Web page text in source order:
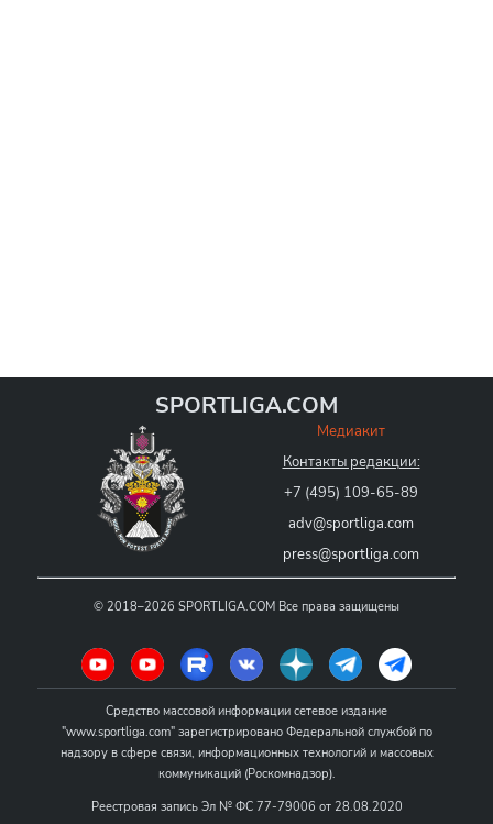
SPORTLIGA.COM
Медиакит
Контакты редакции:
+7 (495) 109-65-89
adv@sportliga.com
press@sportliga.com
© 2018–2026 SPORTLIGA.COM Все права защищены
Средство массовой информации сетевое издание
"www.sportliga.com" зарегистрировано Федеральной службой по
надзору в сфере связи, информационных технологий и массовых
коммуникаций (Роскомнадзор).
Реестровая запись Эл № ФС 77-79006 от 28.08.2020